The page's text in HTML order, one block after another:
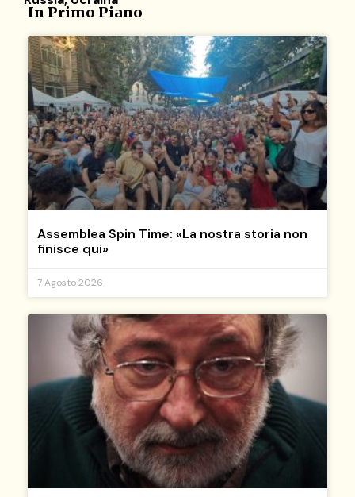
In Primo Piano
Assemblea Spin Time: «La nostra storia non
finisce qui»
7 Agosto 2026